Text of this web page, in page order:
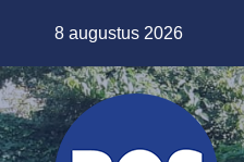
de
inhoud
8 augustus 2026